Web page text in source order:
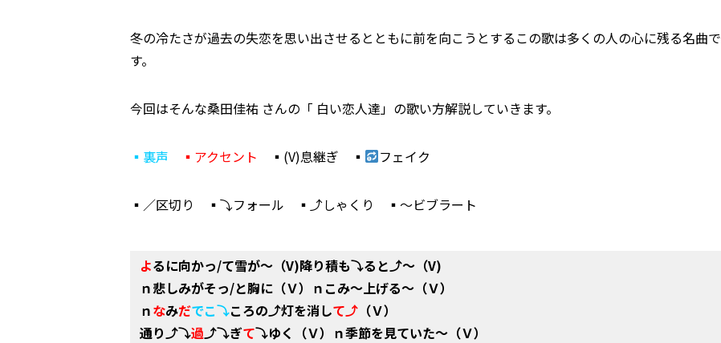
冬の冷たさが過去の失恋を思い出させるとともに前を向こうとするこの歌は多くの人の心に残る名曲で
す。
今回はそんな桑田佳祐 さんの「 白い恋人達」の歌い方解説していきます。
▪裏声 ▪アクセント ▪(V)息継ぎ ▪ フェイク
▪／区切り ▪⤵フォール ▪⤴しゃくり ▪～ビブラート
よるに向かっ/て雪が～（V)降り積も⤵ると⤴～（V)
ｎ悲しみがそっ/と胸に（Ｖ）ｎこみ～上げる～（Ｖ）
ｎなみだでこ⤵ころの⤴灯を消して⤴ （Ｖ）
通り⤴⤵過 ⤴⤵ぎて⤵ゆく（Ｖ）ｎ季節を見ていた～（Ｖ）